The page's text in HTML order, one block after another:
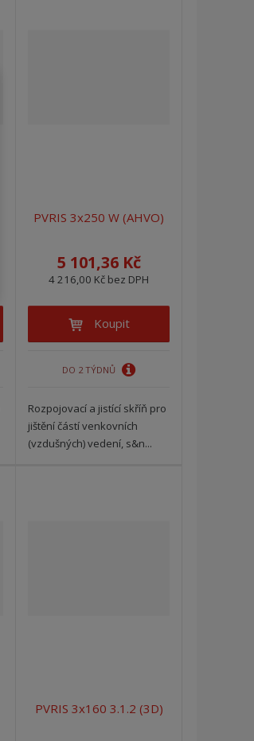
PVRIS 3x250 W (AHVO)
5 101,36 Kč
4 216,00 Kč bez DPH
Koupit
DO 2 TÝDNŮ
Rozpojovací a jistící skříň pro
jištění částí venkovních
(vzdušných) vedení, s&n...
PVRIS 3x160 3.1.2 (3D)